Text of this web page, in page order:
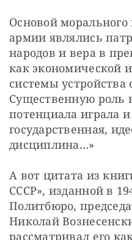
Основой
армии являлись
народов и вера в
как экономической
системы устройства
Существенную роль
потенциала играла
государственная,
дисциплина…»
А вот цитата из
СССР», изданной в
Политбюро,
Николай
рассматривал его